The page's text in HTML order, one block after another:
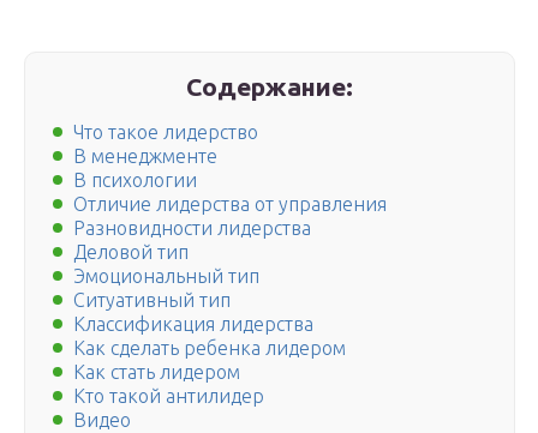
Содержание:
Что такое лидерство
В менеджменте
В психологии
Отличие лидерства от управления
Разновидности лидерства
Деловой тип
Эмоциональный тип
Ситуативный тип
Классификация лидерства
Как сделать ребенка лидером
Как стать лидером
Кто такой антилидер
Видео